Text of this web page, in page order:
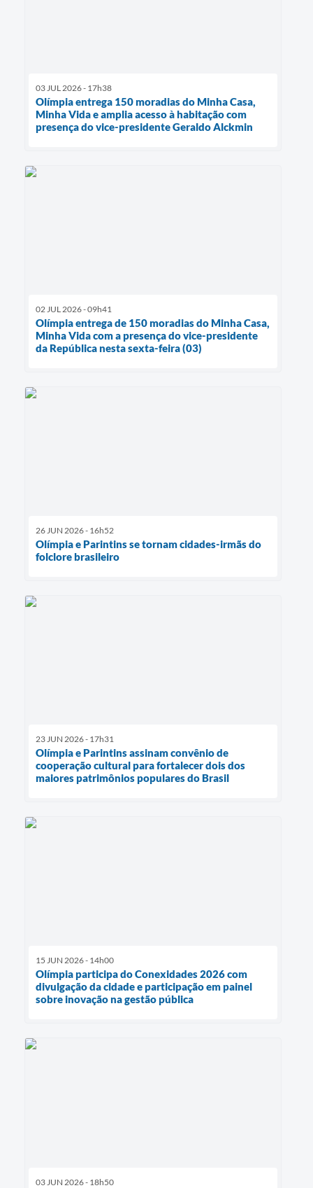
03 JUL 2026 - 17h38
Olímpia entrega 150 moradias do Minha Casa,
Minha Vida e amplia acesso à habitação com
presença do vice-presidente Geraldo Alckmin
02 JUL 2026 - 09h41
Olímpia entrega de 150 moradias do Minha Casa,
Minha Vida com a presença do vice-presidente
da República nesta sexta-feira (03)
26 JUN 2026 - 16h52
Olímpia e Parintins se tornam cidades-irmãs do
folclore brasileiro
23 JUN 2026 - 17h31
Olímpia e Parintins assinam convênio de
cooperação cultural para fortalecer dois dos
maiores patrimônios populares do Brasil
15 JUN 2026 - 14h00
Olímpia participa do Conexidades 2026 com
divulgação da cidade e participação em painel
sobre inovação na gestão pública
03 JUN 2026 - 18h50